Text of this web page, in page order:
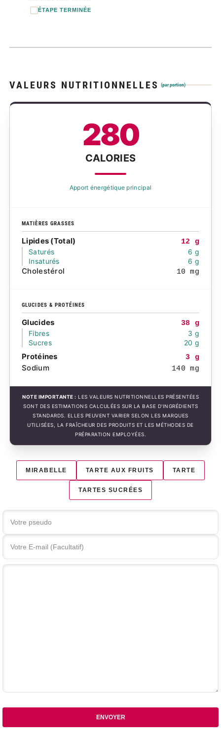
ÉTAPE TERMINÉE
VALEURS NUTRITIONNELLES (par portion)
280
CALORIES
Apport énergétique principal
MATIÈRES GRASSES
Lipides (Total)
12 g
Saturés
6 g
Insaturés
6 g
Cholestérol 10 mg
GLUCIDES & PROTÉINES
Glucides
38 g
Fibres
3 g
Sucres
20 g
Protéines 3 g
Sodium 140 mg
NOTE IMPORTANTE : LES VALEURS NUTRITIONNELLES PRÉSENTÉES
SONT DES ESTIMATIONS CALCULÉES SUR LA BASE D'INGRÉDIENTS
STANDARDS. ELLES PEUVENT VARIER SELON LES MARQUES
UTILISÉES, LA FRAÎCHEUR DES PRODUITS ET LES MÉTHODES DE
PRÉPARATION EMPLOYÉES.
MIRABELLE TARTE AUX FRUITS TARTE
TARTES SUCRÉES
Votre commentaire
ENVOYER